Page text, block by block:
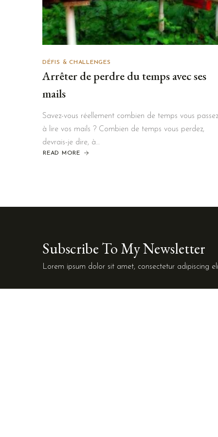
DÉFIS & CHALLENGES
Arrêter de perdre du temps avec ses
mails
Savez-vous réellement combien de temps vous passez
à lire vos mails ? Combien de temps vous perdez,
devrais-je dire, à…
READ MORE
Subscribe To My Newsletter
Lorem ipsum dolor sit amet, consectetur adipiscing